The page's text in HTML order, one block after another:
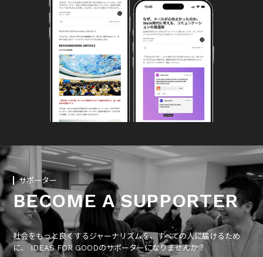
サポーター
BECOME A SUPPORTER
社会をもっと良くするジャーナリズムを、すべての人に届けるため
に、 IDEAS FOR GOODのサポーターになりませんか？